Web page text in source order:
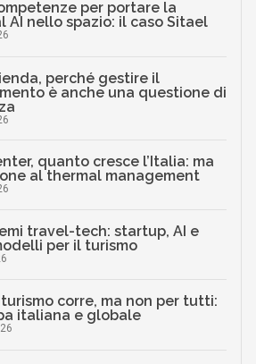
per portare la
AI nello spazio: il caso Sitael
perché gestire il
è anche una questione di
quanto cresce l’Italia: ma
al thermal management
travel-tech: startup, AI e
per il turismo
turismo corre, ma non per tutti:
italiana e globale